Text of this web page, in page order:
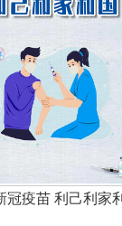
冠疫苗 利己利家